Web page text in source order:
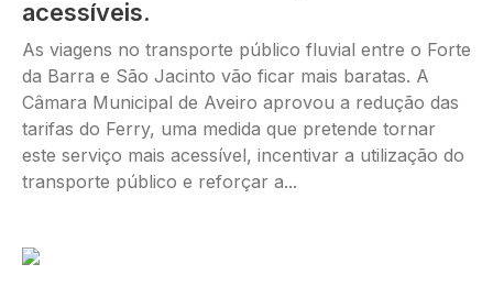
acessíveis.
As viagens no transporte público fluvial entre o Forte
da Barra e São Jacinto vão ficar mais baratas. A
Câmara Municipal de Aveiro aprovou a redução das
tarifas do Ferry, uma medida que pretende tornar
este serviço mais acessível, incentivar a utilização do
transporte público e reforçar a...